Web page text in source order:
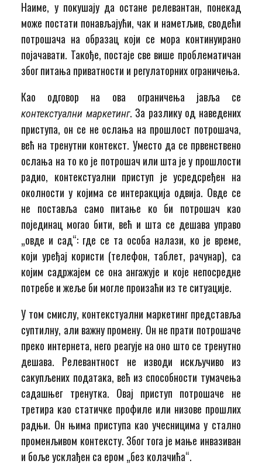
Наиме, у покушају да остане релевантан, понекад
може постати понављајући, чак и наметљив, сводећи
потрошача на образац који се мора континуирано
појачавати. Такође, постаје све више проблематичан
због питања приватности и регулаторних ограничења.
Као одговор на ова ограничења јавља се
контекстуални маркетинг. За разлику од наведених
приступа, он се не ослања на прошлост потрошача,
већ на тренутни контекст. Уместо да се првенствено
ослања на то ко је потрошач или шта је у прошлости
радио, контекстуални приступ је усредсређен на
околности у којима се интеракција одвија. Овде се
не поставља само питање ко би потрошач као
појединац могао бити, већ и шта се дешава управо
„овде и сад“: где се та особа налази, ко је време,
који уређај користи (телефон, таблет, рачунар), са
којим садржајем се она ангажује и које непосредне
потребе и жеље би могле произаћи из те ситуације.
У том смислу, контекстуални маркетинг представља
суптилну, али важну промену. Он не прати потрошаче
преко интернета, него реагује на оно што се тренутно
дешава. Релевантност не изводи искључиво из
сакупљених података, већ из способности тумачења
садашњег тренутка. Овај приступ потрошаче не
третира као статичке профиле или низове прошлих
радњи. Он њима приступа као учесницима у стално
променљивом контексту. Због тога је мање инвазиван
и боље усклађен са ером „без колачића“.